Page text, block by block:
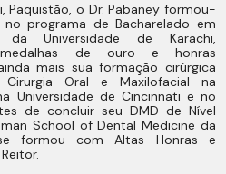
Paquistão, o Dr. Pabaney formou-
programa de Bacharelado em
da Universidade de Karachi,
medalhas de ouro e honras
mais sua formação cirúrgica
Oral e Maxilofacial na
Universidade de Cincinnati e no
de concluir seu DMD de Nível
School of Dental Medicine da
formou com Altas Honras e